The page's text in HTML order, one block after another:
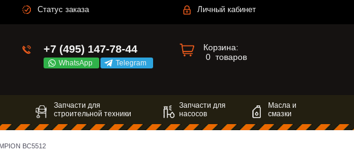
Статус заказа Личный кабинет
+7 (495) 147-78-44
WhatsApp Telegram
Корзина:
0 товаров
Запчасти для
строительной техники
Запчасти для
насосов
Масла и
смазки
BC5512